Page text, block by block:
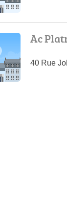
Ac
40 Rue